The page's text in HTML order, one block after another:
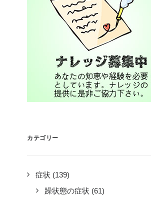
カテゴリー
症状 (139)
躁状態の症状 (61)